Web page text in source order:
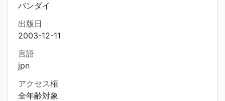
バンダイ
出版日
2003-12-11
言語
jpn
アクセス権
全年齢対象